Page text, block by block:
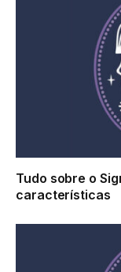
Tudo sobre o
características